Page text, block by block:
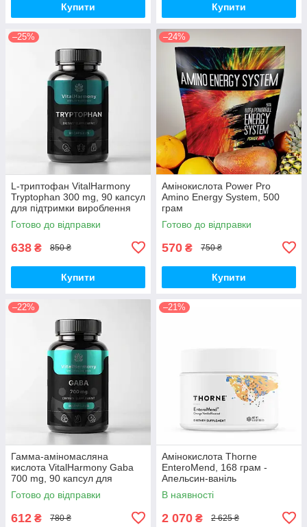
Купити Купити
–25%
L-триптофан VitalHarmony
Tryptophan 300 mg, 90 капсул
для підтримки вироблення
серотоніну
Готово до відправки
638 ₴ 850 ₴
Купити
–24%
Амінокислота Power Pro
Amino Energy System, 500
грам
Готово до відправки
570 ₴ 750 ₴
Купити
–22%
Гамма-аміномасляна
кислота VitalHarmony Gaba
700 mg, 90 капсул для
розслабленню та зниження
стресу
Готово до відправки
612 ₴ 780 ₴
–21%
Амінокислота Thorne
EnteroMend, 168 грам -
Апельсин-ваніль
В наявності
2 070 ₴ 2 625 ₴